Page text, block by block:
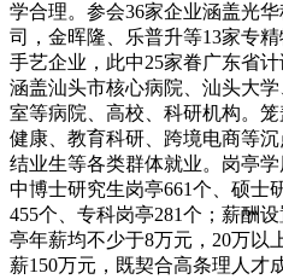
学合理。参会36家企业涵盖光
司，金晖隆、乐普升等13家专
手艺企业，此中25家眷广东省
涵盖汕头市核心病院、汕头大
室等病院、高校、科研机构。
健康、教育科研、跨境电商等
结业生等各类群体就业。岗亭
中博士研究生岗亭661个、硕士
455个、专科岗亭281个；薪酬
亭年薪均不少于8万元，20万以
薪150万元，既契合高条理人才